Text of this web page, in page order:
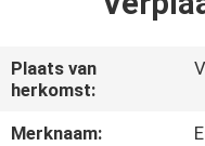
ONGEVEER
ONS
Plaats van
herkomst:
Merknaam: